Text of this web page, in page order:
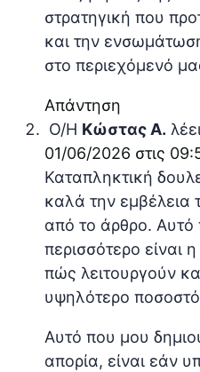
στρατηγική που
και την
στο περιεχόμενό
Απάντηση
Ο/Η Κώστας Α.
01/06/2026 στις
Καταπληκτική
καλά την
από το άρθρο. Αυτό
περισσότερο είναι
πώς λειτουργούν
υψηλότερο
Αυτό που μου
απορία, είναι εάν